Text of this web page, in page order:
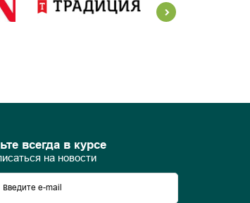
всегда в курсе
на новости